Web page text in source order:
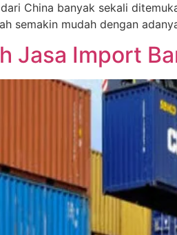
China banyak sekali
semakin mudah dengan
Jasa Import